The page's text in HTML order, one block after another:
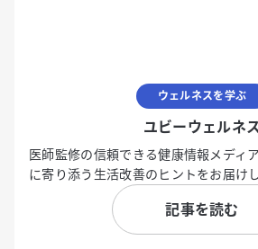
ウェルネスを学ぶ
ユビーウェルネス
医師監修の信頼できる健康情報メディ
に寄り添う生活改善のヒントをお届けし
記事を読む